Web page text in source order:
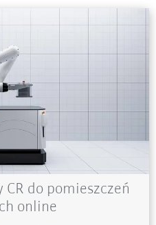
CR do pomieszczeń
online